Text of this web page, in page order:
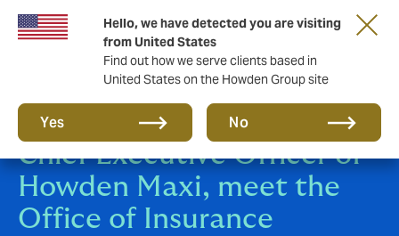
Hello, we have detected you are visiting
from United States
Find out how we serve clients based in
United States on the Howden Group site
Yes No
Mr.Jittiwut Sasibutra,
Chief Executive Officer of
Howden Maxi, meet the
Office of Insurance